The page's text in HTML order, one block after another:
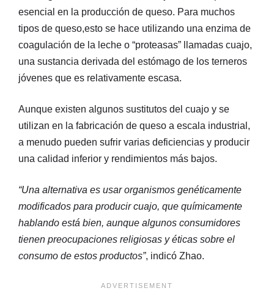
esencial en la producción de queso. Para muchos
tipos de queso,esto se hace utilizando una enzima de
coagulación de la leche o “proteasas” llamadas cuajo,
una sustancia derivada del estómago de los terneros
jóvenes que es relativamente escasa.
Aunque existen algunos sustitutos del cuajo y se
utilizan en la fabricación de queso a escala industrial,
a menudo pueden sufrir varias deficiencias y producir
una calidad inferior y rendimientos más bajos.
“Una alternativa es usar organismos genéticamente
modificados para producir cuajo, que químicamente
hablando está bien, aunque algunos consumidores
tienen preocupaciones religiosas y éticas sobre el
consumo de estos productos”, indicó Zhao.